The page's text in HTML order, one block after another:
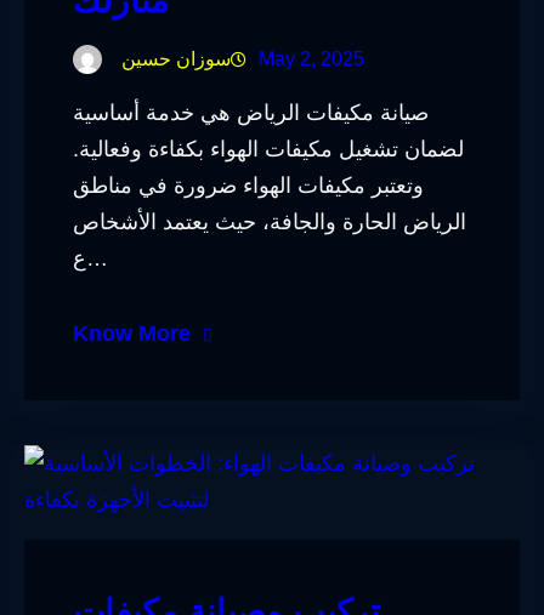
سوزان حسين May 2, 2025
صيانة مكيفات الرياض هي خدمة أساسية
لضمان تشغيل مكيفات الهواء بكفاءة وفعالية.
وتعتبر مكيفات الهواء ضرورة في مناطق
الرياض الحارة والجافة، حيث يعتمد الأشخاص
ع…
Know More